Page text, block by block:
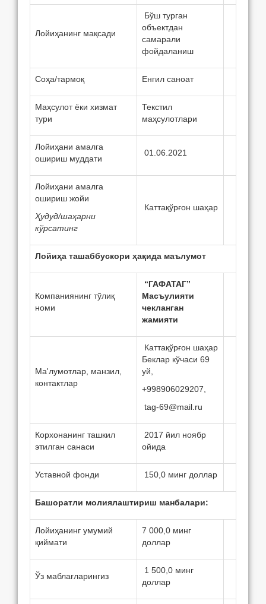
Лойиҳанинг мақсади
Бўш турган
объектдан
самарали
фойдаланиш
Соҳа/тармоқ Енгил саноат
Маҳсулот ёки хизмат
тури
Текстил
маҳсулотлари
Лойиҳани амалга
ошириш муддати
01.06.2021
Лойиҳани амалга
ошириш жойи
Ҳудуд/шаҳарни
кўрсатинг
Каттақўрғон шаҳар
Лойиҳа ташаббускори ҳақида маълумот
Компаниянинг тўлиқ
номи
“ГАФАТАГ”
Масъулияти
чекланган
жамияти
Ма'лумотлар, манзил,
контактлар
Каттақўрғон шаҳар
Беклар кўчаси 69
уй,
+998906029207,
tag-69@mail.ru
Корхонанинг ташкил
этилган санаси
2017 йил ноябр
ойида
Уставной фонди 150,0 минг доллар
Башоратли молиялаштириш манбалари:
Лойиҳанинг умумий
қиймати
7 000,0 минг
доллар
Ўз маблағларингиз
1 500,0 минг
доллар